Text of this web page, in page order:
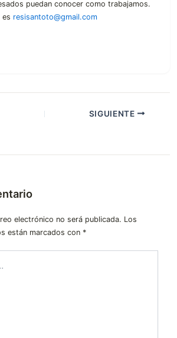
puedan conocer como trabajamos.
es resisantoto@gmail.com
SIGUIENTE
electrónico no será publicada. Los
están marcados con *